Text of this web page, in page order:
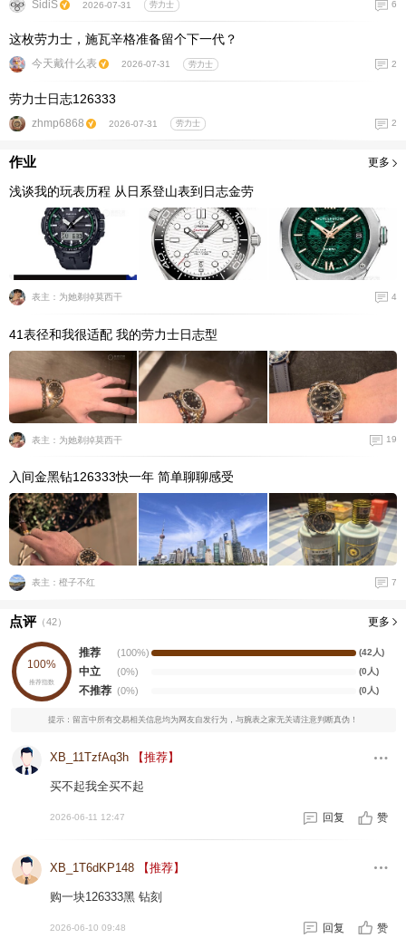
SidiS 2026-07-31 劳力士 6
这枚劳力士，施瓦辛格准备留个下一代？
今天戴什么表 2026-07-31 劳力士 2
劳力士日志126333
zhmp6868 2026-07-31 劳力士 2
作业 更多
浅谈我的玩表历程 从日系登山表到日志金劳
表主：为她剃掉莫西干 4
41表径和我很适配 我的劳力士日志型
表主：为她剃掉莫西干 19
入间金黑钻126333快一年 简单聊聊感受
表主：橙子不红 7
点评（42） 更多
100%
推荐指数
推荐 (100%) (42人)
中立 (0%) (0人)
不推荐 (0%) (0人)
提示：留言中所有交易相关信息均为网友自发行为，与腕表之家无关请注意判断真伪！
XB_11TzfAq3h 【推荐】
买不起我全买不起
2026-06-11 12:47 回复 赞
XB_1T6dKP148 【推荐】
购一块126333黑 钻刻
2026-06-10 09:48 回复 赞